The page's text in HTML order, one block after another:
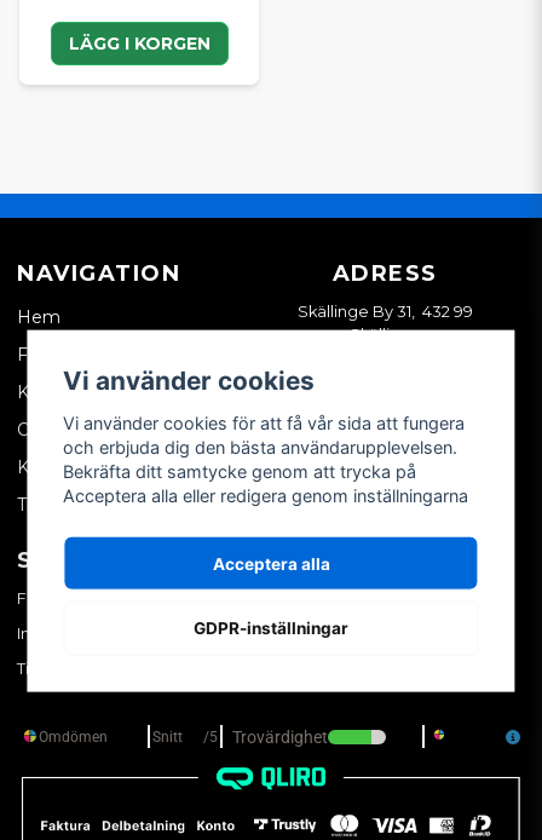
LÄGG I KORGEN
NAVIGATION
Hem
Företagskund
Kontakta oss
Om oss
Köpvillkor
Tips & trix
ADRESS
Skällinge By 31, 432 99
Skällinge
SOCIALA MEDIER
Facebook
Instagram
TikTok
MITT KONTO
Skapa konto
Vi använder cookies
Vi använder cookies för att få vår sida att fungera
och erbjuda dig den bästa användarupplevelsen.
Bekräfta ditt samtycke genom att trycka på
Acceptera alla eller redigera genom inställningarna
Acceptera alla
GDPR-inställningar